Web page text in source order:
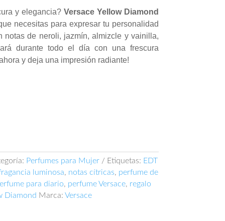
y elegancia? Versace Yellow Diamond
necesitas para expresar tu personalidad
notas de neroli, jazmín, almizcle y vainilla,
durante todo el día con una frescura
y deja una impresión radiante!
Perfumes para Mujer Etiquetas: EDT
luminosa, notas cítricas, perfume de
para diario, perfume Versace, regalo
Diamond Marca: Versace